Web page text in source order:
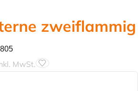
zweiflammig
MwSt.